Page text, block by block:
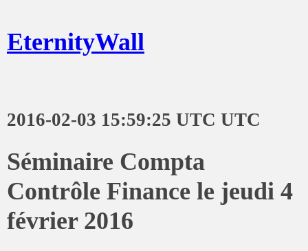
EternityWall
2016-02-03 15:59:25 UTC UTC
Séminaire Compta
Contrôle Finance le jeudi 4
février 2016